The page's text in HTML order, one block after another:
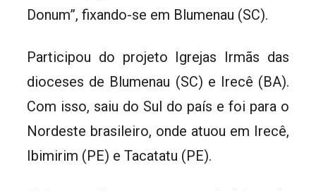
Donum”, fixando-se em Blumenau (SC).
Participou do projeto Igrejas Irmãs das
dioceses de Blumenau (SC) e Irecê (BA).
Com isso, saiu do Sul do país e foi para o
Nordeste brasileiro, onde atuou em Irecê,
Ibimirim (PE) e Tacatatu (PE).